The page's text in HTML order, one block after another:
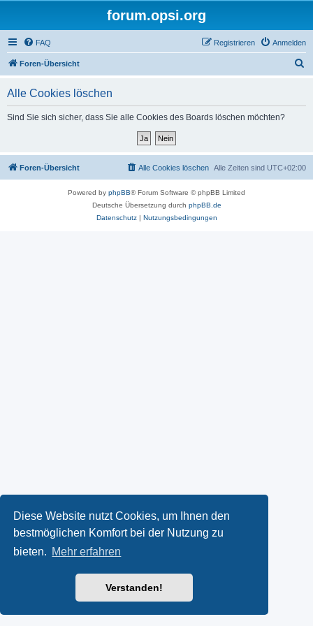
Diese Website nutzt Cookies, um Ihnen den
bestmöglichen Komfort bei der Nutzung zu
bieten. Mehr erfahren
Verstanden!
forum.opsi.org
FAQ Anmelden
Registrieren
Foren-Übersicht
Alle Cookies löschen
Sind Sie sich sicher, dass Sie alle Cookies des Boards löschen möchten?
Foren-Übersicht Alle Zeiten sind UTC+02:00
Alle Cookies löschen
Powered by phpBB® Forum Software © phpBB Limited
Deutsche Übersetzung durch phpBB.de
Datenschutz| Nutzungsbedingungen